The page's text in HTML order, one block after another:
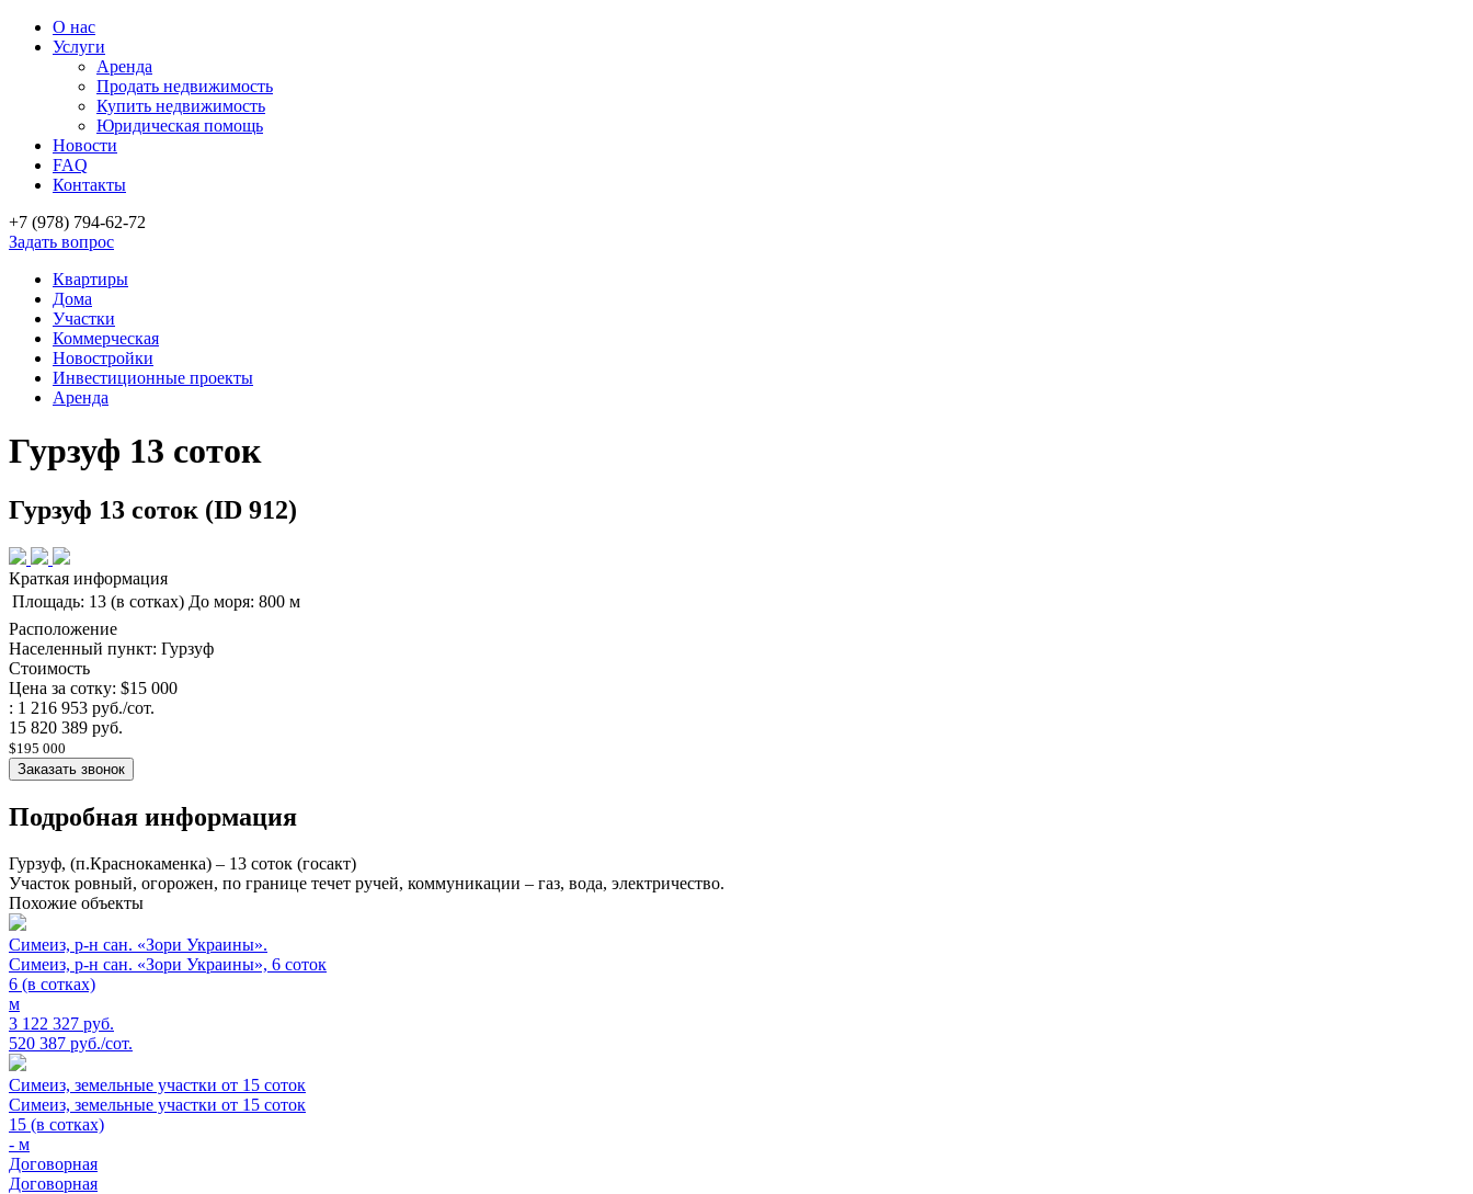
О нас
Услуги
Аренда
Продать недвижимость
Купить недвижимость
Юридическая помощь
Новости
FAQ
Контакты
+7 (978) 794-62-72
Задать вопрос
Квартиры
Дома
Участки
Коммерческая
Новостройки
Инвестиционные проекты
Аренда
Гурзуф 13 соток
Гурзуф 13 соток (ID 912)
Краткая информация
Площадь: 13 (в сотках) До моря: 800 м
Расположение
Населенный пункт: Гурзуф
Стоимость
Цена за сотку: $15 000
: 1 216 953 руб./сот.
15 820 389 руб.
$195 000
Заказать звонок
Подробная информация
Гурзуф, (п.Краснокаменка) – 13 соток (госакт)
Участок ровный, огорожен, по границе течет ручей, коммуникации – газ, вода, электричество.
Похожие объекты
Симеиз, р-н сан. «Зори Украины».
Симеиз, р-н сан. «Зори Украины», 6 соток
6 (в сотках)
м
3 122 327 руб.
520 387 руб./сот.
Симеиз, земельные участки от 15 соток
Симеиз, земельные участки от 15 соток
15 (в сотках)
- м
Договорная
Договорная